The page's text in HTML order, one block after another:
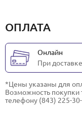
ОПЛАТА
Онлайн
При
*Цены указаны для
Возможность покупки
телефону (843) 225-